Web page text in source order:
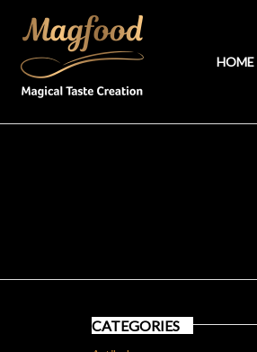
HOME
CATEGORIES